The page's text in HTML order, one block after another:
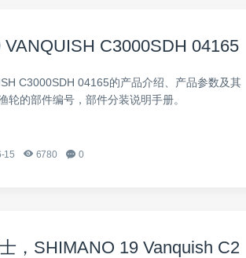
C3000SDH 04165
C3000SDH 04165的产品介绍、产品参数及其
轮的部件编号，部件分装说明手册。
15 6780 0
，SHIMANO 19 Vanquish C2